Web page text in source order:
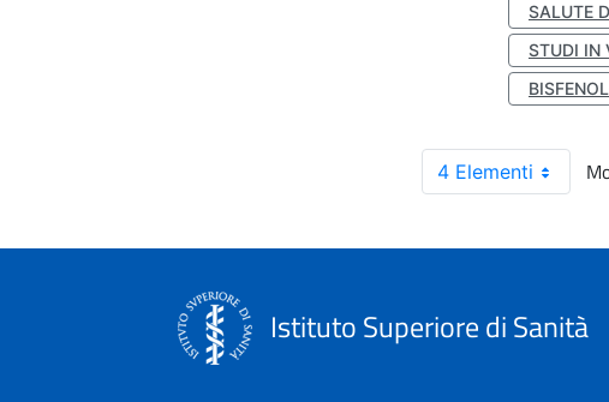
SALUTE
STUDI IN
4 Elementi
Istituto Superiore di Sanità